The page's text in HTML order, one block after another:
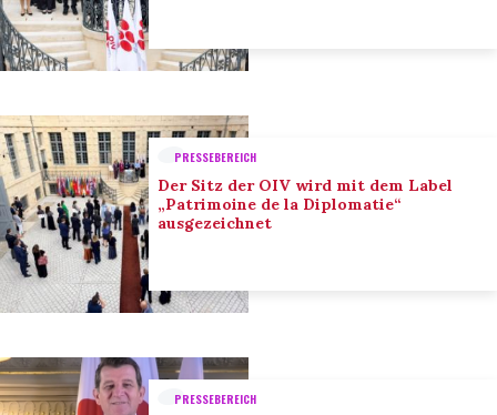
PRESSEBEREICH
Der Sitz der OIV wird mit dem Label
„Patrimoine de la Diplomatie“
ausgezeichnet
PRESSEBEREICH